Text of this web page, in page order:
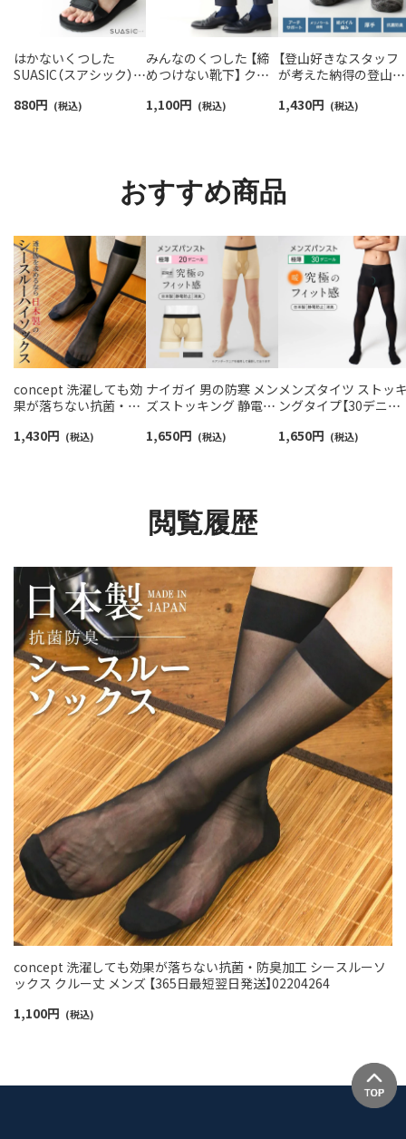
はかないくつした
SUASIC（スアシック）
抗菌防臭 ソックス メン
880円 (税込)
みんなのくつした 【締
めつけない靴下】 クル
【24-26cm】【26-28cm】
1,100円 (税込)
【登山好きなスタッフ
が考えた納得の登山用
リノウール混 クルー
1,430円 (税込)
おすすめ商品
concept 洗濯しても効
果が落ちない抗菌・防
ソックス メンズ 【365
1,430円 (税込)
ナイガイ 男の防寒 メン
ズストッキング 静電・
前開き スムーフィット
1,650円 (税込)
メンズタイツ ストッ
ングタイプ【30デニー
材使用 スムーフィッ
1,650円 (税込)
閲覧履歴
concept 洗濯しても効果が落ちない抗菌・防臭加工 シースルーソ
ックス クルー丈 メンズ 【365日最短翌日発送】02204264
1,100円 (税込)